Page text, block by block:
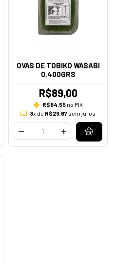
OVAS DE TOBIKO WASABI
0,400GRS
R$89,00
R$84,55no PIX
3x de R$29,67 sem juros